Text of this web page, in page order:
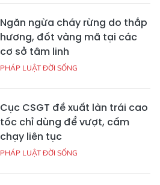
Ngăn ngừa cháy rừng do thắp
hương, đốt vàng mã tại các
cơ sở tâm linh
PHÁP LUẬT ĐỜI SỐNG
Cục CSGT đề xuất làn trái cao
tốc chỉ dùng để vượt, cấm
chạy liên tục
PHÁP LUẬT ĐỜI SỐNG